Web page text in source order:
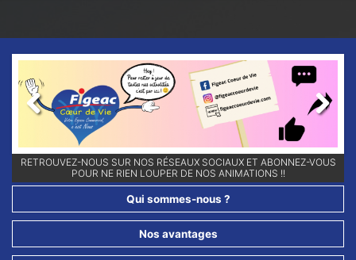
RETROUVEZ-NOUS SUR NOS RÉSEAUX SOCIAUX ET ABONNEZ-VOUS
POUR NE RIEN LOUPER DE NOS ANIMATIONS !!
Qui sommes-nous ?
Nos avantages